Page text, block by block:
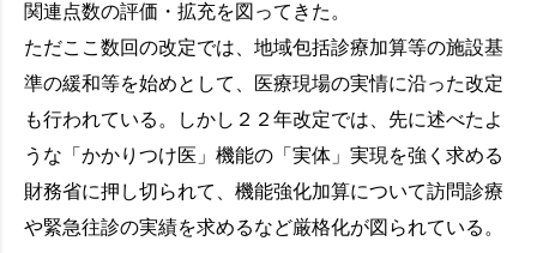
関連点数の評価・拡充を図ってきた。
ただここ数回の改定では、地域包括診療加算等の施設基
準の緩和等を始めとして、医療現場の実情に沿った改定
も行われている。しかし２２年改定では、先に述べたよ
うな「かかりつけ医」機能の「実体」実現を強く求める
財務省に押し切られて、機能強化加算について訪問診療
や緊急往診の実績を求めるなど厳格化が図られている。